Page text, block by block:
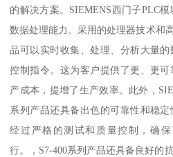
的解决方案。SIEMENS西门子PLC
数据处理能力。采用的处理器技术和
品可以实时收集、处理、分析大量
控制指令。这为客户提供了更、更
产成本，提增了生产效率。此外，
系列产品还具备出色的可靠性和稳定
经过严格的测试和质量控制，确
行。，S7-400系列产品还具备良好的